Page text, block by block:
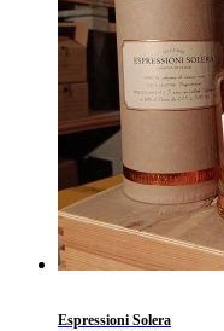
Espressioni Solera